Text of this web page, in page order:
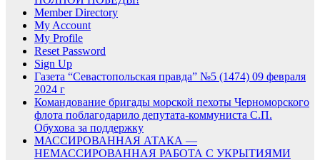
Member Directory
My Account
My Profile
Reset Password
Sign Up
Газета “Севастопольская правда” №5 (1474) 09 февраля
2024 г
Командование бригады морской пехоты Черноморского
флота поблагодарило депутата-коммуниста С.П.
Обухова за поддержку
МАССИРОВАННАЯ АТАКА —
НЕМАССИРОВАННАЯ РАБОТА С УКРЫТИЯМИ